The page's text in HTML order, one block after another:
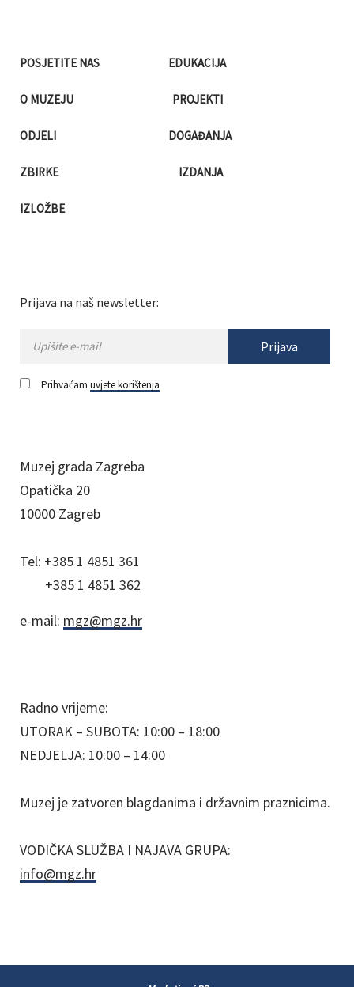
POSJETITE NAS
O MUZEJU
ODJELI
ZBIRKE
IZLOŽBE
EDUKACIJA
PROJEKTI
DOGAĐANJA
IZDANJA
Prijava na naš newsletter:
Prijava
Prihvaćam uvjete korištenja
Muzej grada Zagreba
Opatička 20
10000 Zagreb
Tel: +385 1 4851 361
+385 1 4851 362
e-mail: mgz@mgz.hr
Radno vrijeme:
UTORAK – SUBOTA: 10:00 – 18:00
NEDJELJA: 10:00 – 14:00
Muzej je zatvoren blagdanima i državnim praznicima.
VODIČKA SLUŽBA I NAJAVA GRUPA:
info@mgz.hr